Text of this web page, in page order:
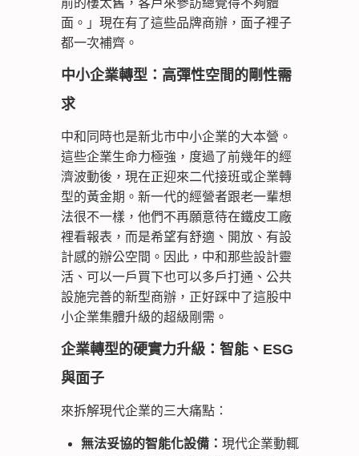
前的樓太舊，客戶來參訪總覺得不夠體
面。」現在有了這些品牌商辦，面子裡子
都一次補齊。
中小企業轉型：高彈性空間的剛性需
求
中和同時也是新北市中小企業的大本營。
這些企業生命力極強，度過了前幾年的經
濟波動後，現在正迎來二代接班或企業轉
型的黃金期。新一代的經營者跟老一輩想
法很不一樣，他們不再願意待在鐵皮工廠
裡看報表，而是希望有舒適、開放、有設
計感的辦公空間。因此，中和那些設計靈
活、可以一戶買下也可以多戶打通、公共
設施完善的新型商辦，正好踩中了這股中
小企業集體升級的超級剛需。
企業轉型的硬實力升級：智能、ESG
與面子
來拆解現代企業的三大痛點：
無法妥協的智能化設備： 現代企業動輒